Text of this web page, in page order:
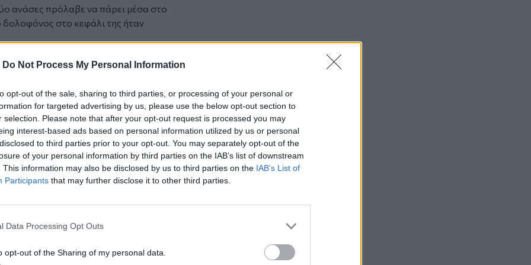
Do Not Process My Personal Information
opt-out of the sale, sharing to third parties, or processing of your personal or
for targeted advertising by us, please use the below opt-out section to
selection. Please note that after your opt-out request is processed you may
interest-based ads based on personal information utilized by us or personal
to third parties prior to your opt-out. You may separately opt-out of the
of your personal information by third parties on the IAB’s list of downstream
This information may also be disclosed by us to third parties on the IAB’s List of
Participants that may further disclose it to other third parties.
Data Processing Opt Outs
opt-out of the Sharing of my personal data.
ανάσες πρόλαβε να πάρει μέσα στο
στο κεφάλι της ήταν
του ΠαΓΝΗ θα τους "στοιχειώνει"
έγινε σκοπός ζωής: "Να μάθουν την
η αλήθεια για τη μητέρα
επισκέπτονταν ξανά και ξανά: τη Jean
σε βοήθεια, χωρίς εκείνος να
ζωντανά, που τον έκαναν να ξυπνά
πόνου που δεν είχε βρει ακόμη
μιας οικογένειας που χρειάστηκε να
στην αλήθεια. Είναι, όμως, και μια
την σπουδαιότητα της σωστής
στιγμή, για τις καταστροφικές
χειρισμοί και οι χαμένες
που αρνούνται να πάψουν να